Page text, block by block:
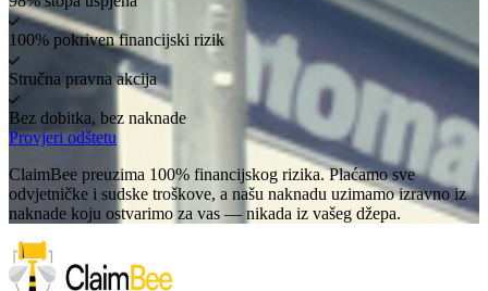
100% pokriven financijski rizik
Stručna pravna akcija
Bez dobitka, bez naknade
Provjeri odštetu
ClaimBee preuzima 100% financijskog rizika. Plaćamo sve
odvjetničke i sudske troškove, a našu naknadu uzimamo izravno iz
naknade koju ostvarimo za vas — nikada iz vašeg džepa.